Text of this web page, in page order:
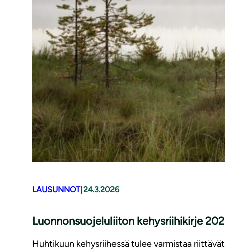
LAUSUNNOT|24.3.2026
Luonnonsuojeluliiton kehysriihikirje
Huhtikuun kehysriihessä tulee varmistaa